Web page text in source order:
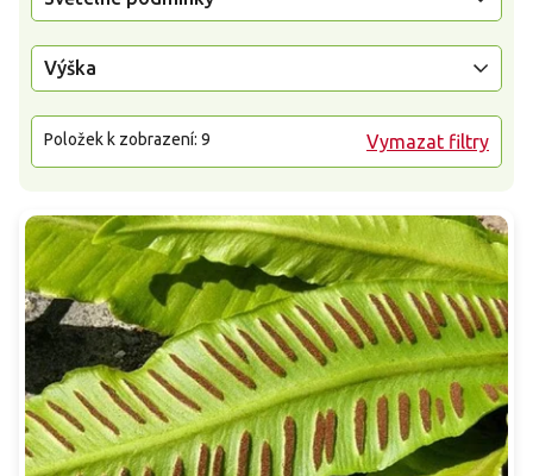
Výška
Vymazat filtry
Položek k zobrazení: 9